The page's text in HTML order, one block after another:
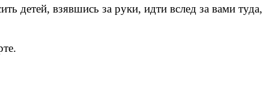
детей, взявшись за руки, идти вслед за вами туда,